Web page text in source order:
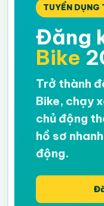
TUYỂN DỤNG
Đăng
Bike
Trở thành
Bike, chạy
chủ động
hồ sơ
động.